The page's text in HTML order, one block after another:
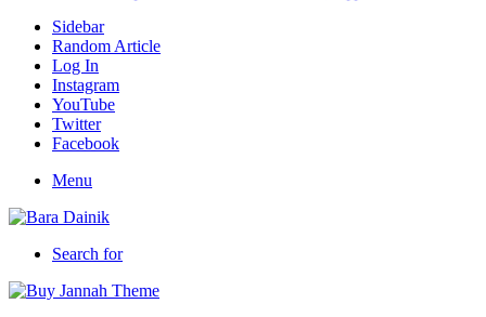
Sidebar
Random Article
Log In
Instagram
YouTube
Twitter
Facebook
Menu
Search for